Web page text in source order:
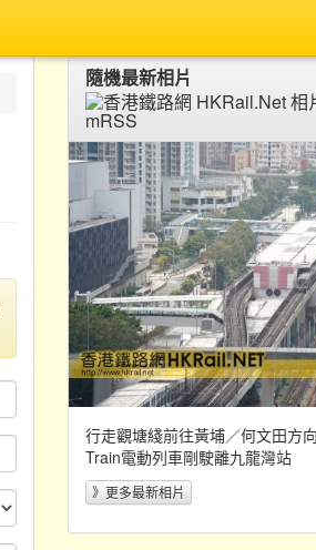
隨機最新相片
行走觀塘綫前往黃埔／何文田方
Train電動列車剛駛離九龍灣站
》更多最新相片